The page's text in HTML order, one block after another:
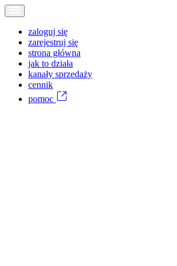
zaloguj się
zarejestruj się
strona główna
jak to działa
kanały sprzedaży
cennik
pomoc